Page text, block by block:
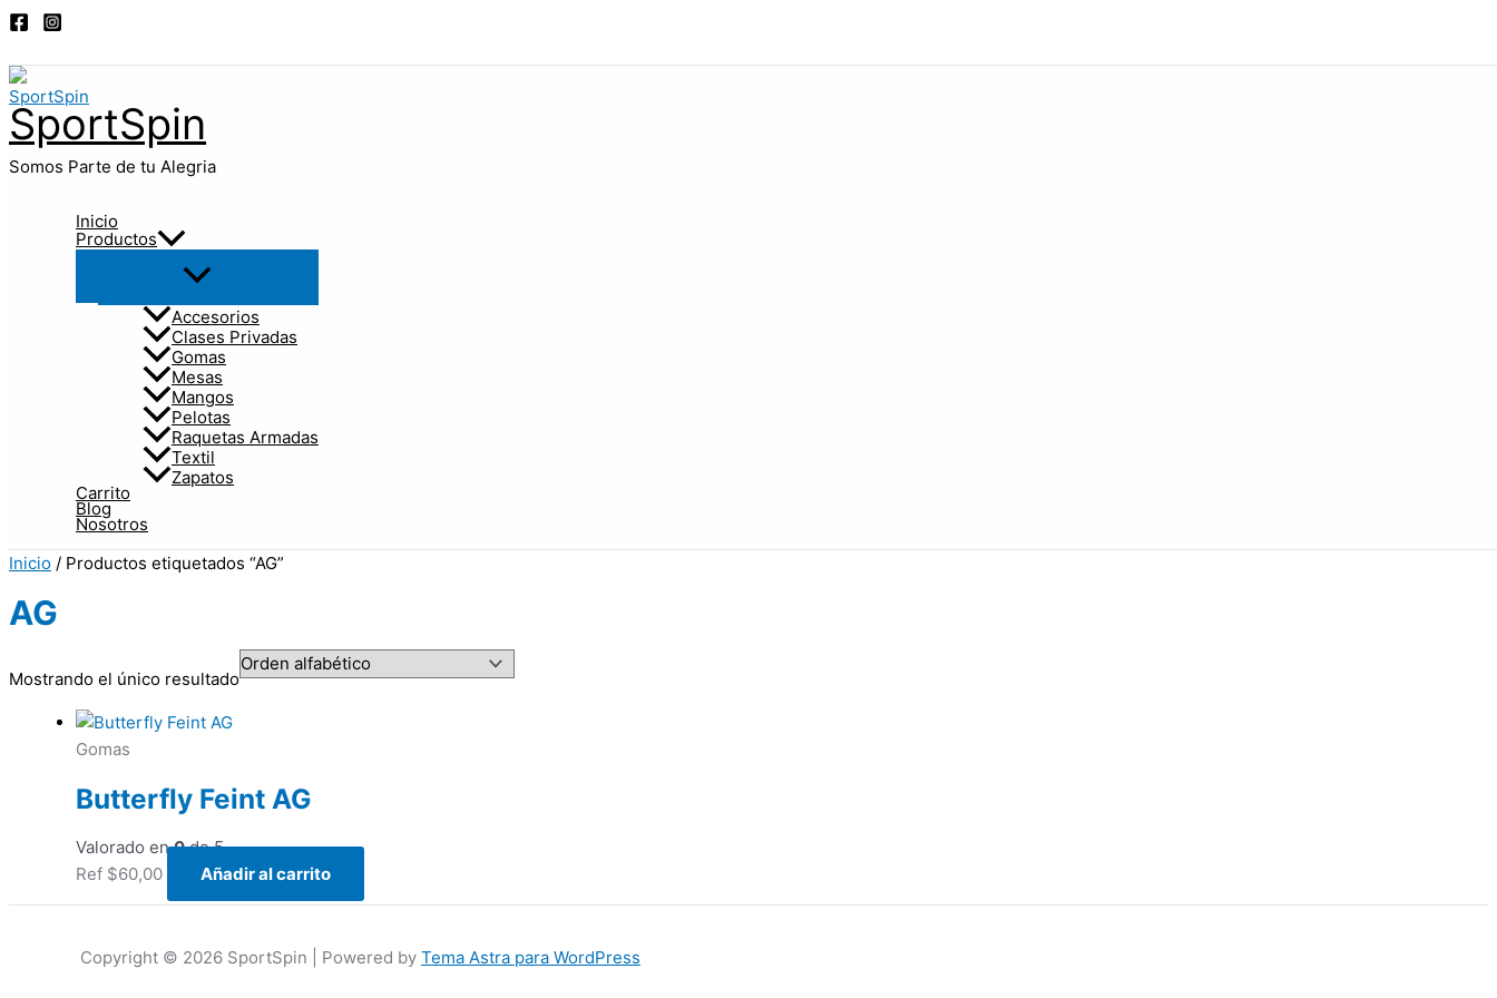
Ir
al
contenido
SportSpin
Somos Parte de tu Alegria
Inicio
Productos
Accesorios
Clases Privadas
Gomas
Mesas
Mangos
Pelotas
Raquetas Armadas
Textil
Zapatos
Carrito
Blog
Nosotros
Inicio / Productos etiquetados “AG”
AG
Mostrando el único resultado
Gomas
Butterfly Feint AG
Valorado en0de 5
Ref $60,00 Añadir al carrito
Copyright © 2026 SportSpin | Powered by Tema Astra para WordPress